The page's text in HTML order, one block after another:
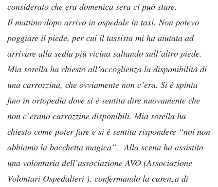
considerato che era domenica sera ci può stare.
Il mattino dopo arrivo in ospedale in taxi. Non potevo
poggiare il piede, per cui il tassista mi ha aiutata ad
arrivare alla sedia più vicina saltando sull’altro piede.
Mia sorella ha chiesto all’accoglienza la disponibilità di
una carrozzina, che ovviamente non c’era. Si è spinta
fino in ortopedia dove si è sentita dire nuovamente che
non c’erano carrozzine disponibili. Mia sorella ha
chiesto come poter fare e si è sentita rispondere “noi non
abbiamo la bacchetta magica”. Alla scena ha assistito
una volontaria dell’associazione AVO (Associazione
Volontari Ospedalieri ), confermando la carenza di